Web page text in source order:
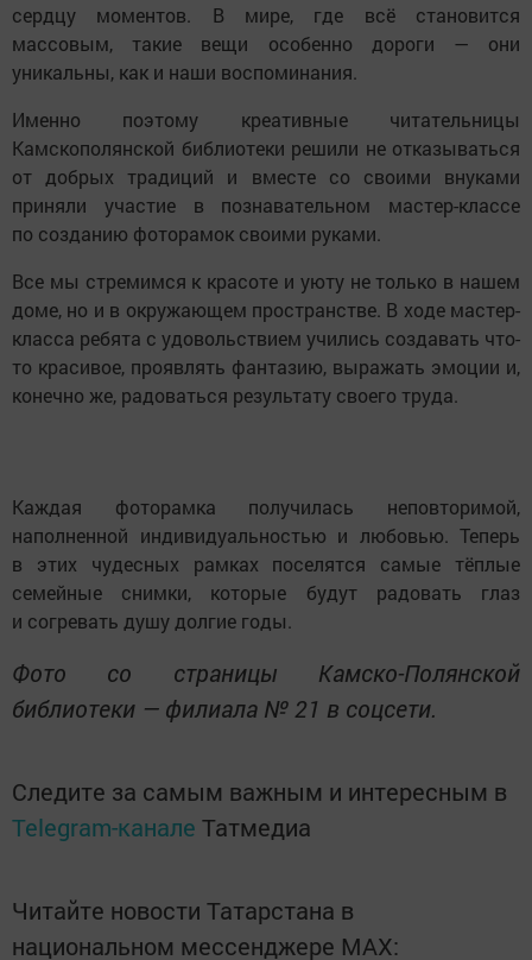
сердцу моментов. В мире, где всё становится
массовым, такие вещи особенно дороги — они
уникальны, как и наши воспоминания.
Именно поэтому креативные читательницы
Камскополянской библиотеки решили не отказываться
от добрых традиций и вместе со своими внуками
приняли участие в познавательном мастер-классе
по созданию фоторамок своими руками.
Все мы стремимся к красоте и уюту не только в нашем
доме, но и в окружающем пространстве. В ходе мастер-
класса ребята с удовольствием учились создавать что-
то красивое, проявлять фантазию, выражать эмоции и,
конечно же, радоваться результату своего труда.
Каждая фоторамка получилась неповторимой,
наполненной индивидуальностью и любовью. Теперь
в этих чудесных рамках поселятся самые тёплые
семейные снимки, которые будут радовать глаз
и согревать душу долгие годы.
Фото со страницы Камско-Полянской
библиотеки — филиала № 21 в соцсети.
Следите за самым важным и интересным в
Telegram-канале Татмедиа
Читайте новости Татарстана в
национальном мессенджере MАХ: